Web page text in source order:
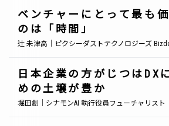
ベンチャーにとって最も
のは「時間」
辻 未津高｜ピクシーダストテクノロジーズ
日本企業の方がじつはDX
めの土壌が豊か
堀田創｜シナモンAI 執行役員フューチャリスト